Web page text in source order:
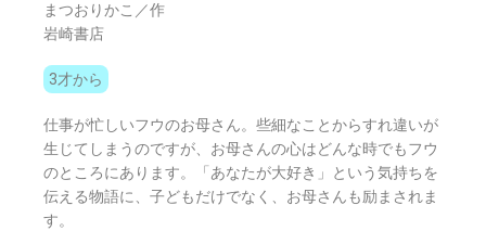
まつおりかこ／作
岩崎書店
3才から
仕事が忙しいフウのお母さん。些細なことからすれ違いが
生じてしまうのですが、お母さんの心はどんな時でもフウ
のところにあります。「あなたが大好き」という気持ちを
伝える物語に、子どもだけでなく、お母さんも励まされま
す。